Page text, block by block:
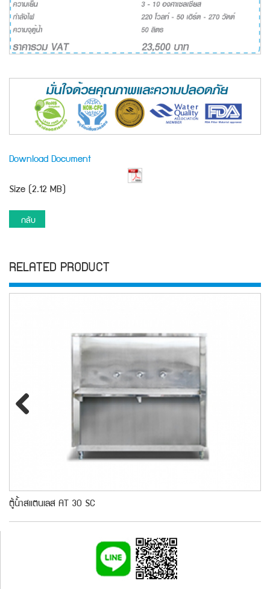
Download Document
Size (2.12 MB)
กลับ
RELATED PRODUCT
ตู้น้ำสแตนเลส AT 30 SC